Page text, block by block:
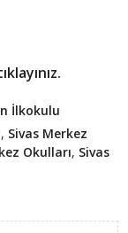
İlkokulu
, Sivas Merkez
Okulları, Sivas